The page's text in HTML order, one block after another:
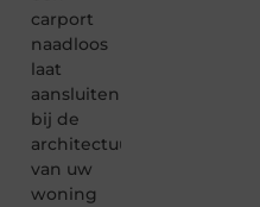
carport
naadloos
laat
aansluiten
bij de
architectuur
van uw
woning